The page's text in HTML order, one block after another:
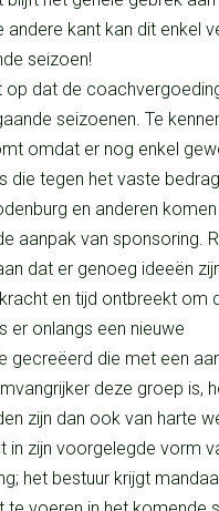
andere kant kan dit enkel
seizoen!
op dat de
seizoenen. Te
omdat er nog enkel
die tegen het vaste
en anderen
aanpak van sponsoring.
dat er genoeg ideeën
en tijd ontbreekt om
er onlangs een nieuwe
gecreëerd die met een
deze groep is,
zijn dan ook van harte
in zijn voorgelegde vorm
het bestuur krijgt